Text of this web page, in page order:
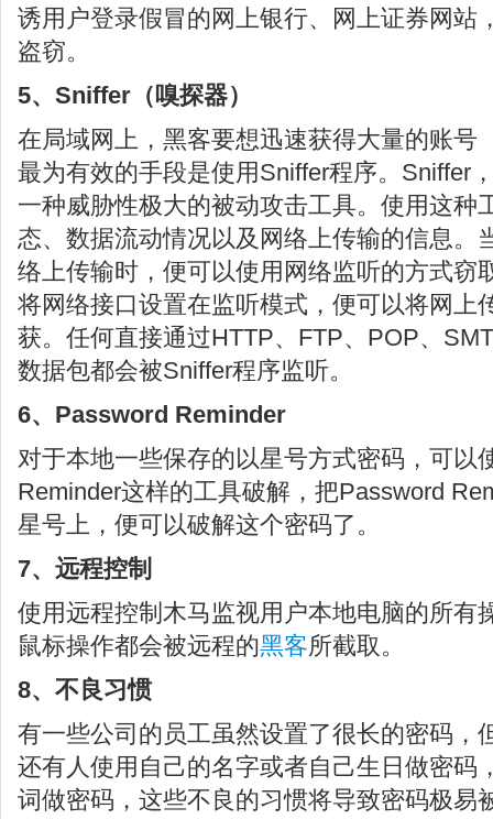
诱用户登录假冒的网上银行、网上证券网站
盗窃。
5、Sniffer（嗅探器）
在局域网上，黑客要想迅速获得大量的账号
最为有效的手段是使用Sniffer程序。Sniffer
一种威胁性极大的被动攻击工具。使用这种
态、数据流动情况以及网络上传输的信息。
络上传输时，便可以使用网络监听的方式窃
将网络接口设置在监听模式，便可以将网上
获。任何直接通过HTTP、FTP、POP、
数据包都会被Sniffer程序监听。
6、Password Reminder
对于本地一些保存的以星号方式密码，可以
Reminder这样的工具破解，把Password
星号上，便可以破解这个密码了。
7、远程控制
使用远程控制木马监视用户本地电脑的所有
鼠标操作都会被远程的黑客所截取。
8、不良习惯
有一些公司的员工虽然设置了很长的密码，
还有人使用自己的名字或者自己生日做密码
词做密码，这些不良的习惯将导致密码极易